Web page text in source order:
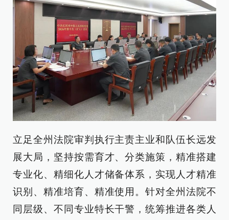
立足全州法院审判执行主责主业和队伍长远发
展大局，坚持按需育才、分类施策，精准搭建
专业化、精细化人才储备体系，实现人才精准
识别、精准培育、精准使用。针对全州法院不
同层级、不同专业特长干警，统筹推进各类人